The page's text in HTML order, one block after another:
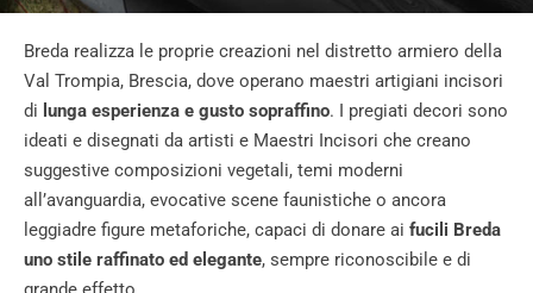
Breda realizza le proprie creazioni nel distretto armiero della
Val Trompia, Brescia, dove operano maestri artigiani incisori
di lunga esperienza e gusto sopraffino. I pregiati decori sono
ideati e disegnati da artisti e Maestri Incisori che creano
suggestive composizioni vegetali, temi moderni
all’avanguardia, evocative scene faunistiche o ancora
leggiadre figure metaforiche, capaci di donare ai fucili Breda
uno stile raffinato ed elegante, sempre riconoscibile e di